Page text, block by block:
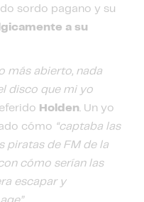
sordo pagano y su
a su
más abierto, nada
disco que mi yo
Holden. Un yo
cómo “captaba las
piratas de FM de la
cómo serían las
escapar y